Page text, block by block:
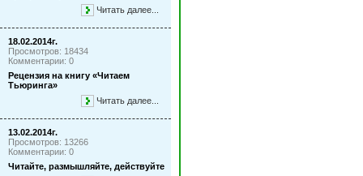
Читать далее...
18.02.2014г.
Просмотров: 18434
Комментарии: 0
Рецензия на книгу «Читаем
Тьюринга»
Читать далее...
13.02.2014г.
Просмотров: 13266
Комментарии: 0
Читайте, размышляйте, действуйте